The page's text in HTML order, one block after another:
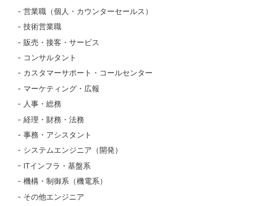
営業職（個人・カウンターセールス）
技術営業職
販売・接客・サービス
コンサルタント
カスタマーサポート・コールセンター
マーケティング・広報
人事・総務
経理・財務・法務
事務・アシスタント
システムエンジニア（開発）
ITインフラ・基盤系
機構・制御系（機電系）
その他エンジニア